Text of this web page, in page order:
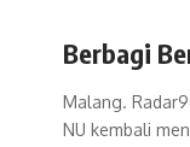
Berbagi
Malang.
NU kembali